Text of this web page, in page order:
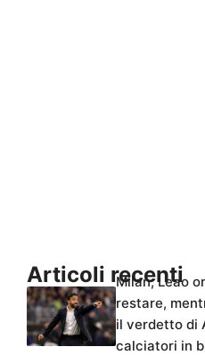
Articoli recenti
Milan, Leao
restare,
il verdetto di
calciatori in